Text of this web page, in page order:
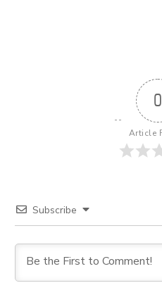
0
Article
Subscribe